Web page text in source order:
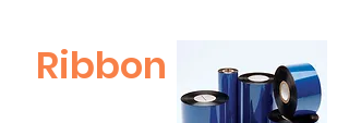
Ribbon